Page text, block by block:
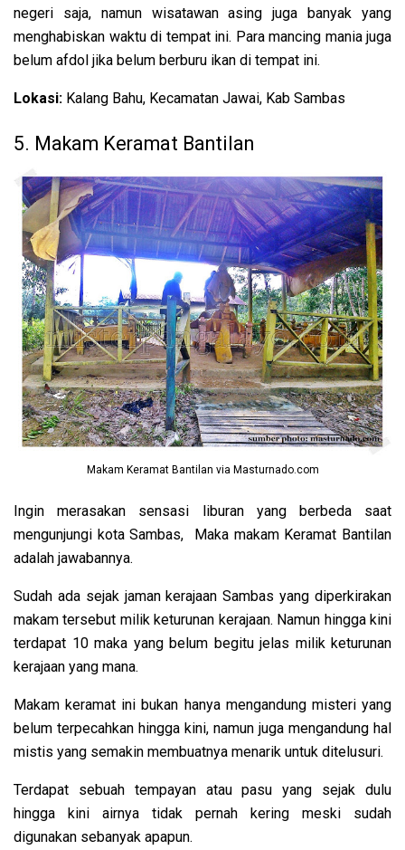
negeri saja, namun wisatawan asing juga banyak yang
menghabiskan waktu di tempat ini. Para mancing mania juga
belum afdol jika belum berburu ikan di tempat ini.
Lokasi: Kalang Bahu, Kecamatan Jawai, Kab Sambas
5. Makam Keramat Bantilan
Makam Keramat Bantilan via Masturnado.com
Ingin merasakan sensasi liburan yang berbeda saat
mengunjungi kota Sambas, Maka makam Keramat Bantilan
adalah jawabannya.
Sudah ada sejak jaman kerajaan Sambas yang diperkirakan
makam tersebut milik keturunan kerajaan. Namun hingga kini
terdapat 10 maka yang belum begitu jelas milik keturunan
kerajaan yang mana.
Makam keramat ini bukan hanya mengandung misteri yang
belum terpecahkan hingga kini, namun juga mengandung hal
mistis yang semakin membuatnya menarik untuk ditelusuri.
Terdapat sebuah tempayan atau pasu yang sejak dulu
hingga kini airnya tidak pernah kering meski sudah
digunakan sebanyak apapun.